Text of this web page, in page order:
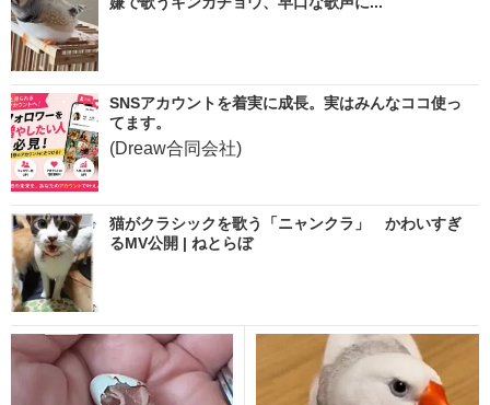
SNSアカウントを着実に成長。実はみんなココ使っ
てます。
(Dreaw合同会社)
猫がクラシックを歌う「ニャンクラ」 かわいすぎ
るMV公開 | ねとらぼ